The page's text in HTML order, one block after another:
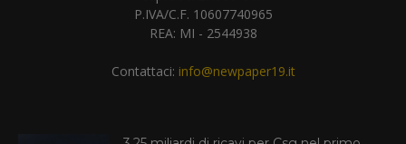
P.IVA/C.F. 10607740965
REA: MI - 2544938
Contattaci: info@newpaper19.it